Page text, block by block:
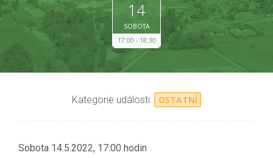
14
SOBOTA
17:00
18:30
Kategorie události: OSTATNÍ
Sobota 14.5.2022, 17:00 hodin